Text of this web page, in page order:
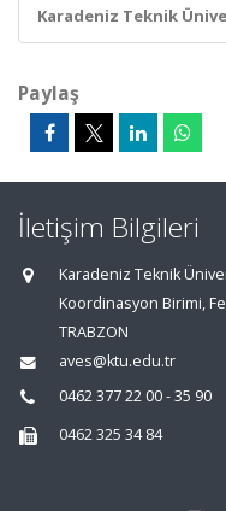
Karadeniz Teknik
Paylaş
İletişim Bilgileri
Karadeniz Teknik
Koordinasyon Birimi,
TRABZON
aves@ktu.edu.tr
0462 377 22 00 - 35 90
0462 325 34 84